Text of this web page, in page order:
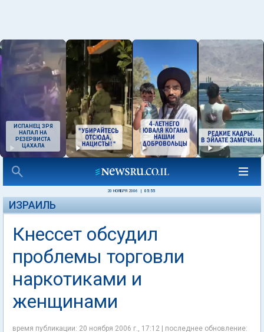
ИСПАНЕЦ ЗРЯ
НАПАЛ НА
РЕЗЕРВИСТА
ЦАХАЛА
20 НОЯБРЯ 2006 05:55
ИЗРАИЛЬ
Кнессет обсудил
проблемы торговли
наркотиками и
женщинами
время публикации: 20 ноября 2006 г., 17:12 | последнее обновление: